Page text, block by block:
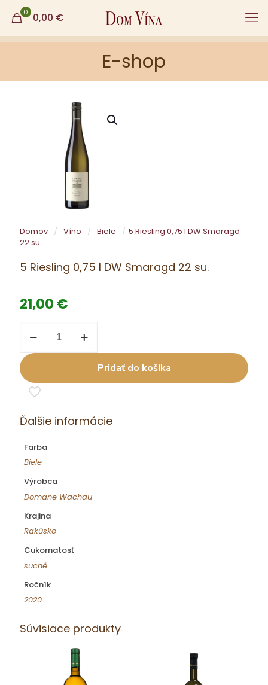
0 0,00 €
E-shop
Domov / Víno / Biele / 5 Riesling 0,75 l DW Smaragd
22 su.
5 Riesling 0,75 l DW Smaragd 22 su.
21,00 €
0,75
l
DW
Smaragd
su.
Pridať do košíka
Ďalšie informácie
Farba
Biele
Výrobca
Domane Wachau
Krajina
Rakúsko
Cukornatosť
suché
Ročník
2020
Súvisiace produkty